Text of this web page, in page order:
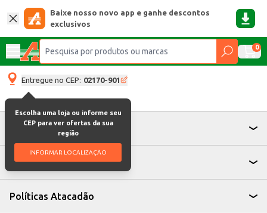
Baixe nosso novo app e ganhe descontos
exclusivos
0
Entregue no CEP: 02170-901
Escolha uma loja ou informe seu
CEP para ver ofertas da sua
região
INFORMAR LOCALIZAÇÃO
Atendimento
Institucional
Políticas Atacadão